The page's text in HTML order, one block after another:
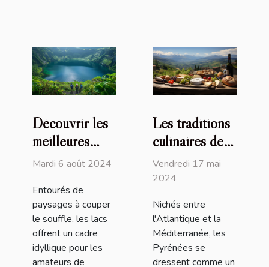
Découvrir les
meilleures
randonnées
Mardi 6 août 2024
Entourés de
paysages à couper
le souffle, les lacs
offrent un cadre
idyllique pour les
amateurs de
Les traditions
culinaires des
Pyrénées : un
héritage
préservé
Vendredi 17 mai
2024
Nichés entre
l'Atlantique et la
Méditerranée, les
Pyrénées se
dressent comme un